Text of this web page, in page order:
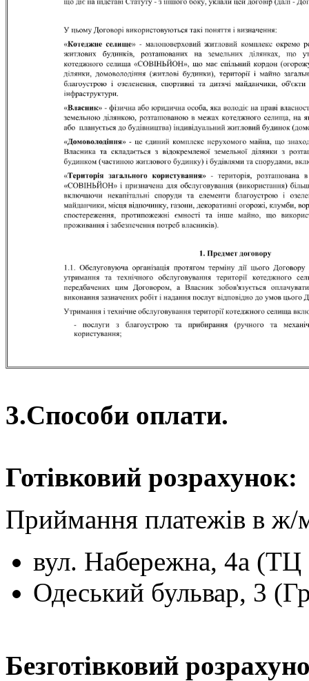
3.Способи оплати.
Готівковий розрахунок:
Приймання платежів в ж/
вул. Набережна, 4а (ТЦ
Одеський бульвар, 3
Безготівковий